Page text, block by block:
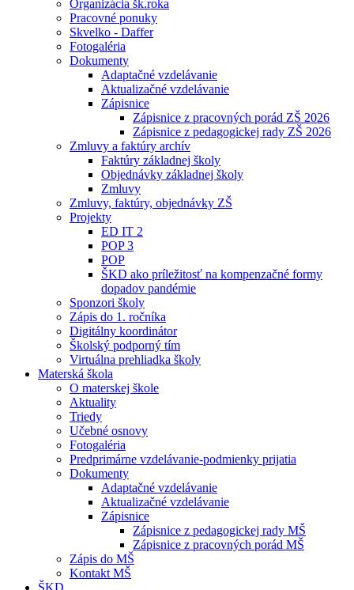
Organizácia šk.roka
Pracovné ponuky
Skvelko - Daffer
Fotogaléria
Dokumenty
Adaptačné vzdelávanie
Aktualizačné vzdelávanie
Zápisnice
Zápisnice z pracovných porád ZŠ 2026
Zápisnice z pedagogickej rady ZŠ 2026
Zmluvy a faktúry archív
Faktúry základnej školy
Objednávky základnej školy
Zmluvy
Zmluvy, faktúry, objednávky ZŠ
Projekty
ED IT 2
POP 3
POP
ŠKD ako príležitosť na kompenzačné formy
dopadov pandémie
Sponzori školy
Zápis do 1. ročníka
Digitálny koordinátor
Školský podporný tím
Virtuálna prehliadka školy
Materská škola
O materskej škole
Aktuality
Triedy
Učebné osnovy
Fotogaléria
Predprimárne vzdelávanie-podmienky prijatia
Dokumenty
Adaptačné vzdelávanie
Aktualizačné vzdelávanie
Zápisnice
Zápisnice z pedagogickej rady MŠ
Zápisnice z pracovných porád MŠ
Zápis do MŠ
Kontakt MŠ
ŠKD